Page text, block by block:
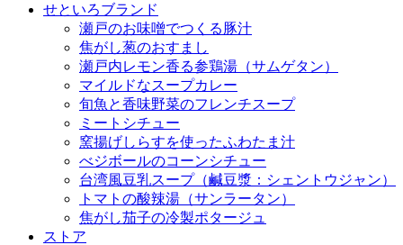
せといろブランド
瀬戸のお味噌でつくる豚汁
焦がし葱のおすまし
瀬戸内レモン香る参鶏湯（サムゲタン）
マイルドなスープカレー
旬魚と香味野菜のフレンチスープ
ミートシチュー
窯揚げしらすを使ったふわたま汁
べジボールのコーンシチュー
台湾風豆乳スープ（鹹豆漿：シェントウジャン）
トマトの酸辣湯（サンラータン）
焦がし茄子の冷製ポタージュ
ストア